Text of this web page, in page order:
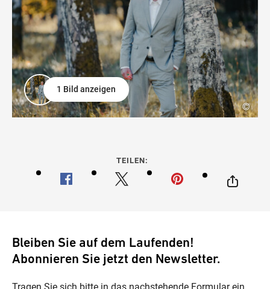
©
1 Bild anzeigen
TEILEN:
Bleiben Sie auf dem Laufenden!
Abonnieren Sie jetzt den Newsletter.